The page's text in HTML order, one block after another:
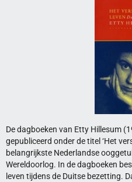
De dagboeken van Etty Hillesum
gepubliceerd onder de titel ‘Het
belangrijkste Nederlandse
Wereldoorlog. In de dagboeken
leven tijdens de Duitse bezetting.